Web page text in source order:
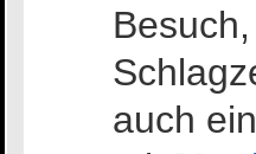
auch